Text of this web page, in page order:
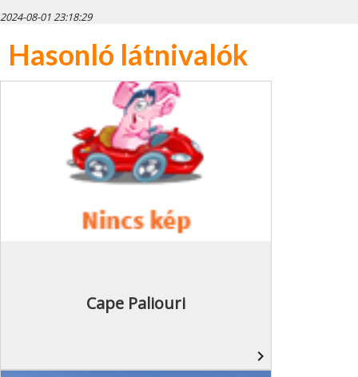
2024-08-01 23:18:29
Hasonló látnivalók
Cape Paliouri
navigate_next